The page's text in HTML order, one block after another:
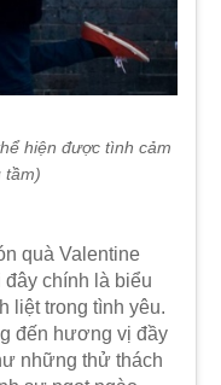
hiện được tình cảm
tầm)
quà Valentine
chính là biểu
liệt trong tình yêu.
đến hương vị đầy
những thử thách